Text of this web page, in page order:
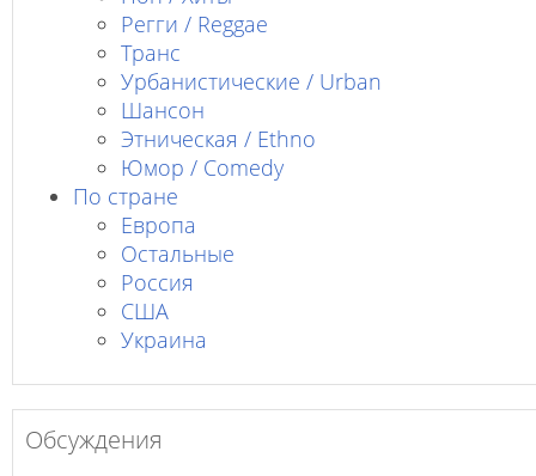
Регги / Reggae
Транс
Урбанистические / Urban
Шансон
Этническая / Ethno
Юмор / Comedy
По стране
Европа
Остальные
Россия
США
Украина
Обсуждения